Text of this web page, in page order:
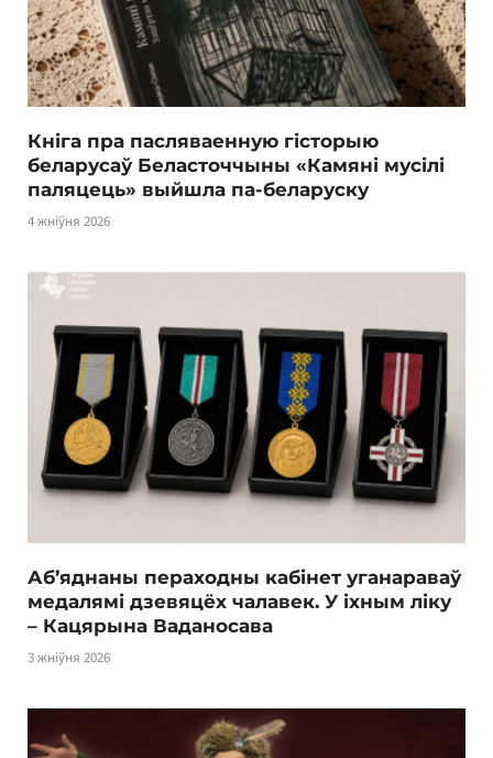
Кніга пра пасляваенную гісторыю
беларусаў Беласточчыны «Камяні мусілі
паляцець» выйшла па-беларуску
4 жніўня 2026
Аб’яднаны пераходны кабінет уганараваў
медалямі дзевяцёх чалавек. У іхным ліку
– Кацярына Ваданосава
3 жніўня 2026